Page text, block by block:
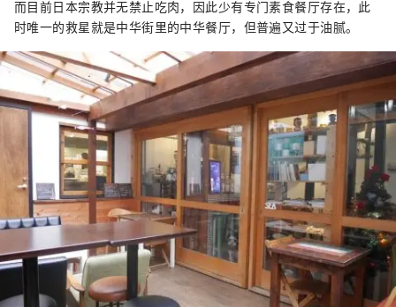
而目前日本宗教并无禁止吃肉，因此少有专门素食餐厅存在，此
时唯一的救星就是中华街里的中华餐厅，但普遍又过于油腻。